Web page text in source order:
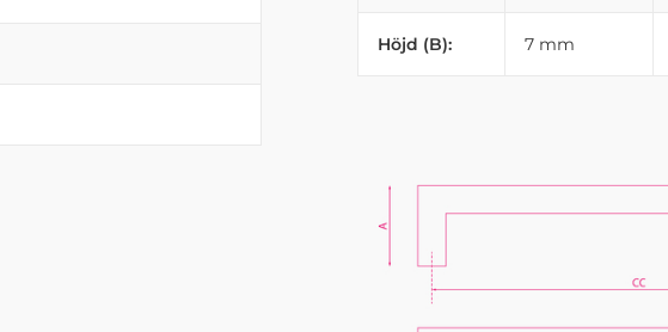
Höjd (B): 7 mm